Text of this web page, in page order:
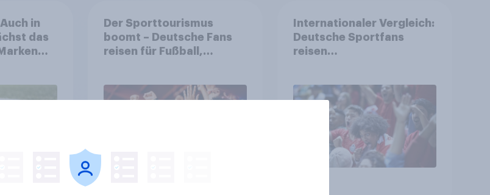
in
das
Der Sporttourismus
boomt – Deutsche Fans
reisen für Fußball,
Internationaler Vergleich:
Deutsche Sportfans
reisen
Veranstaltungen